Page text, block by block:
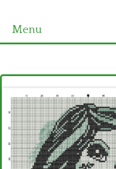
Menu
Ultimi schemi
Alfabeto
Bambini
Disney